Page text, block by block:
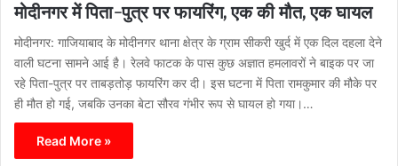
मोदीनगर में पिता-पुत्र पर फायरिंग, एक की मौत, एक घायल
मोदीनगर: गाजियाबाद के मोदीनगर थाना क्षेत्र के ग्राम सीकरी खुर्द में एक दिल दहला देने
वाली घटना सामने आई है। रेलवे फाटक के पास कुछ अज्ञात हमलावरों ने बाइक पर जा
रहे पिता-पुत्र पर ताबड़तोड़ फायरिंग कर दी। इस घटना में पिता रामकुमार की मौके पर
ही मौत हो गई, जबकि उनका बेटा सौरव गंभीर रूप से घायल हो गया।…
Read More »